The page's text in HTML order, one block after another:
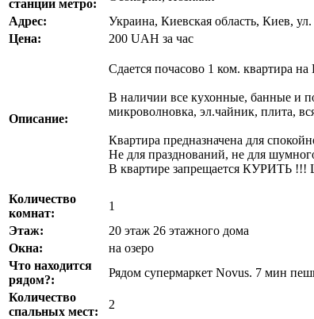
станции метро:
Адрес:
Украина, Киевская область, Киев,
Цена:
200 UAH за час
Описание:
Сдается почасово 1 ком. квартира
В наличии все кухонные, банные и
микроволновка, эл.чайник, плита,
Квартира предназначена для
Не для празднований, не для
В квартире запрещается КУРИТЬ !!!
Количество
комнат:
1
Этаж:
20 этаж 26 этажного дома
Окна:
на озеро
Что находится
рядом?:
Рядом супермаркет Novus. 7 мин
Количество
спальных мест:
2